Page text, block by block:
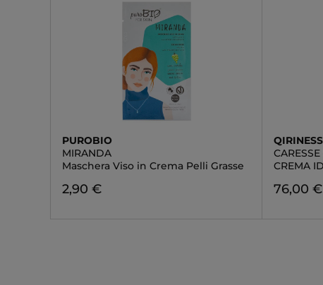
PUROBIO
MIRANDA
Maschera Viso in Crema Pelli Grasse
2,90 €
QIRINESS
CREMA
76,00 €